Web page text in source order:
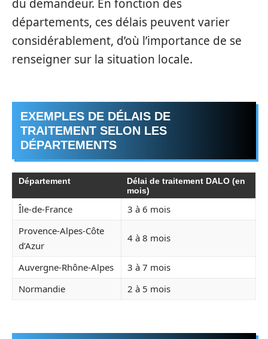
du demandeur. En fonction des
départements, ces délais peuvent varier
considérablement, d’où l’importance de se
renseigner sur la situation locale.
EXEMPLES DE DÉLAIS DE
TRAITEMENT SELON LES
DÉPARTEMENTS
Département
Délai de traitement DALO (en
mois)
Île-de-France
3 à 6 mois
Provence-Alpes-Côte
d’Azur
4 à 8 mois
Auvergne-Rhône-Alpes
3 à 7 mois
Normandie
2 à 5 mois